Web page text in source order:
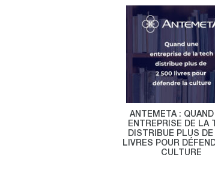
ANTEMETA : QUAND
ENTREPRISE DE LA
DISTRIBUE PLUS DE
LIVRES POUR
CULTURE